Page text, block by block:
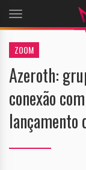
Toggle
navigation
ZOOM
Azeroth:
conexão
lançamento